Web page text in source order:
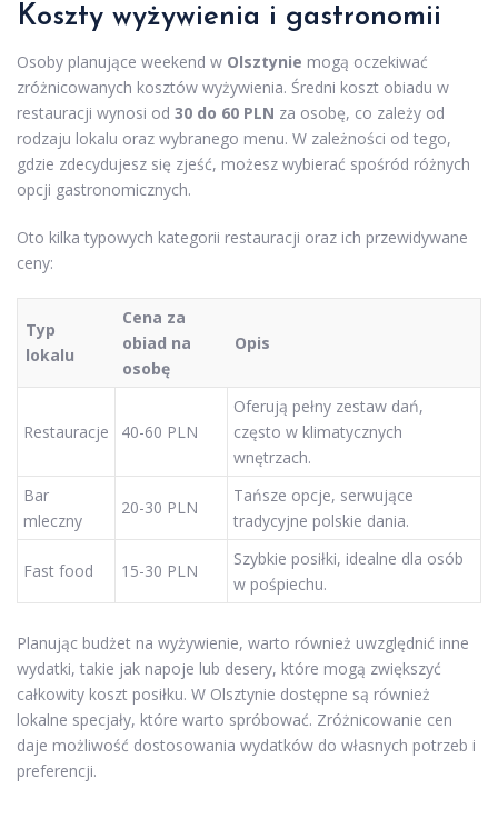
Koszty wyżywienia i gastronomii
Osoby planujące weekend w Olsztynie mogą oczekiwać
zróżnicowanych kosztów wyżywienia. Średni koszt obiadu w
restauracji wynosi od 30 do 60 PLN za osobę, co zależy od
rodzaju lokalu oraz wybranego menu. W zależności od tego,
gdzie zdecydujesz się zjeść, możesz wybierać spośród różnych
opcji gastronomicznych.
Oto kilka typowych kategorii restauracji oraz ich przewidywane
ceny:
Typ
lokalu
Cena za
obiad na
osobę
Opis
Restauracje 40-60 PLN
Oferują pełny zestaw dań,
często w klimatycznych
wnętrzach.
Bar
mleczny
20-30 PLN
Tańsze opcje, serwujące
tradycyjne polskie dania.
Fast food 15-30 PLN
Szybkie posiłki, idealne dla osób
w pośpiechu.
Planując budżet na wyżywienie, warto również uwzględnić inne
wydatki, takie jak napoje lub desery, które mogą zwiększyć
całkowity koszt posiłku. W Olsztynie dostępne są również
lokalne specjały, które warto spróbować. Zróżnicowanie cen
daje możliwość dostosowania wydatków do własnych potrzeb i
preferencji.